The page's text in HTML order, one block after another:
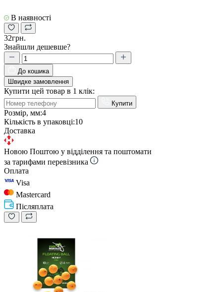
В наявності
32грн.
Знайшли дешевше?
До кошика
Швидке замовлення
Купити цей товар в 1 клік:
Купити
Розмір, мм:4
Кількість в упаковці:10
Доставка
Новою Поштою у відділення та поштомати
за тарифами перевізника
Оплата
Visa
Mastercard
Післяплата